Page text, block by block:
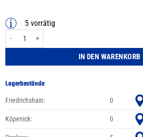
5 vorrätig
IN DEN WARENKORB
Lagerbestände
Friedrichshain: 0
Köpenick: 0